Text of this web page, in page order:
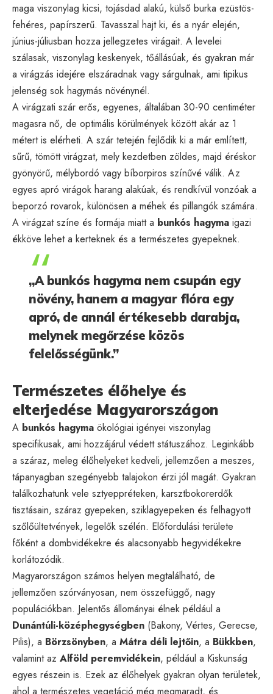
maga viszonylag kicsi, tojásdad alakú, külső burka ezüstös-
fehéres, papírszerű. Tavasszal hajt ki, és a nyár elején,
június-júliusban hozza jellegzetes virágait. A levelei
szálasak, viszonylag keskenyek, tőállásúak, és gyakran már
a virágzás idejére elszáradnak vagy sárgulnak, ami tipikus
jelenség sok hagymás növénynél.
A virágzati szár erős, egyenes, általában 30-90 centiméter
magasra nő, de optimális körülmények között akár az 1
métert is elérheti. A szár tetején fejlődik ki a már említett,
sűrű, tömött virágzat, mely kezdetben zöldes, majd éréskor
gyönyörű, mélybordó vagy bíborpiros színűvé válik. Az
egyes apró virágok harang alakúak, és rendkívül vonzóak a
beporzó rovarok, különösen a méhek és pillangók számára.
A virágzat színe és formája miatt a bunkós hagyma igazi
ékköve lehet a kerteknek és a természetes gyepeknek.
„A bunkós hagyma nem csupán egy
növény, hanem a magyar flóra egy
apró, de annál értékesebb darabja,
melynek megőrzése közös
felelősségünk.”
Természetes élőhelye és
elterjedése Magyarországon
A bunkós hagyma ökológiai igényei viszonylag
specifikusak, ami hozzájárul védett státuszához. Leginkább
a száraz, meleg élőhelyeket kedveli, jellemzően a meszes,
tápanyagban szegényebb talajokon érzi jól magát. Gyakran
találkozhatunk vele sztyeppréteken, karsztbokorerdők
tisztásain, száraz gyepeken, sziklagyepeken és felhagyott
szőlőültetvények, legelők szélén. Előfordulási területe
főként a dombvidékekre és alacsonyabb hegyvidékekre
korlátozódik.
Magyarországon számos helyen megtalálható, de
jellemzően szórványosan, nem összefüggő, nagy
populációkban. Jelentős állományai élnek például a
Dunántúli-középhegységben (Bakony, Vértes, Gerecse,
Pilis), a Börzsönyben, a Mátra déli lejtőin, a Bükkben,
valamint az Alföld peremvidékein, például a Kiskunság
egyes részein is. Ezek az élőhelyek gyakran olyan területek,
ahol a természetes vegetáció még megmaradt, és